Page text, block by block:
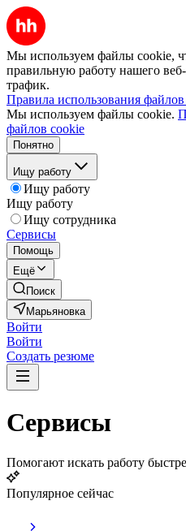
Мы используем файлы cookie,
правильную работу нашего
трафик.
Правила использования
Мы используем файлы cookie.
файлов cookie
Понятно
Ищу работу
Ищу работу
Ищу работу
Ищу сотрудника
Сервисы
Помощь
Ещё
Поиск
Марьяновка
Войти
Войти
Создать резюме
Сервисы
Помогают искать работу
Популярное сейчас